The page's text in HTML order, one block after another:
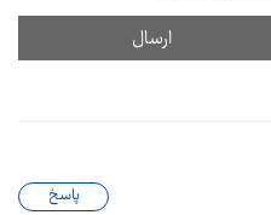
پاسخ